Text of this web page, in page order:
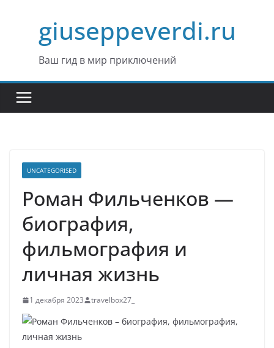
содержимомуgiuseppeverdi.ru
Ваш гид в мир приключений
UNCATEGORISED
Роман Фильченков —
биография,
фильмография и
личная жизнь
1 декабря 2023 travelbox27_